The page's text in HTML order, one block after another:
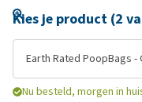
Kies je product (2
Earth Rated PoopBags -
Nu besteld, morgen in